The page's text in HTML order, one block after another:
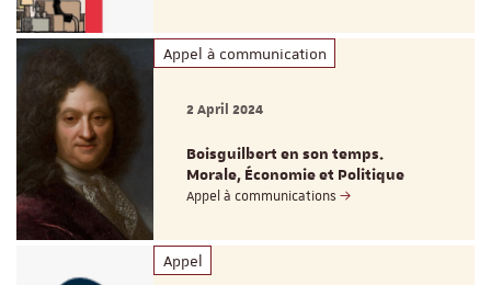
Appel à communication
2 April 2024
Boisguilbert en son temps.
Morale, Économie et Politique
Appel à communications
Appel